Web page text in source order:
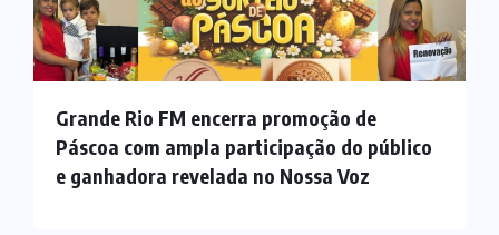
Grande Rio FM encerra promoção de
Páscoa com ampla participação do público
e ganhadora revelada no Nossa Voz